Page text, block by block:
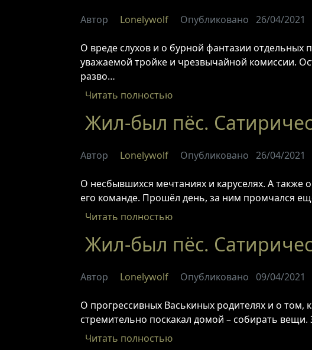
Автор Lonelywolf Опубликовано 26/04/2021
О вреде слухов и о бурной фантазии
уважаемой тройке и чрезвычайной комиссии.
разво…
Читать полностью
Жил-был пёс.
Автор Lonelywolf Опубликовано 26/04/2021
О несбывшихся мечтаниях и каруселях. А также
его команде. Прошёл день, за ним промчался
Читать полностью
Жил-был пёс.
Автор Lonelywolf Опубликовано 09/04/2021
О прогрессивных Васькиных родителях и о
стремительно поскакал домой – собирать вещи.
Читать полностью